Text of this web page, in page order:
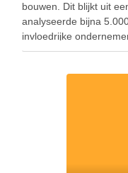
bouwen. Dit blijkt uit
analyseerde bijna
invloedrijke
sturen 60% meer